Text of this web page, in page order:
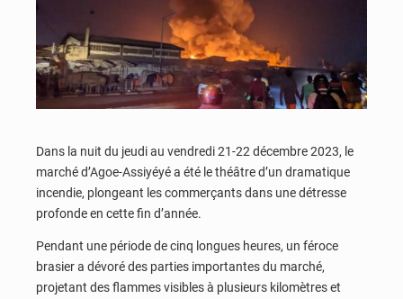
Dans la nuit du jeudi au vendredi 21-22 décembre 2023, le
marché d’Agoe-Assiyéyé a été le théâtre d’un dramatique
incendie, plongeant les commerçants dans une détresse
profonde en cette fin d’année.
Pendant une période de cinq longues heures, un féroce
brasier a dévoré des parties importantes du marché,
projetant des flammes visibles à plusieurs kilomètres et